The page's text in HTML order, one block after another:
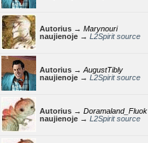
Autorius → Marynouri
naujienoje → L2Spirit source
Autorius → AugustTibly
naujienoje → L2Spirit source
Autorius → Doramaland_Fluok
naujienoje → L2Spirit source